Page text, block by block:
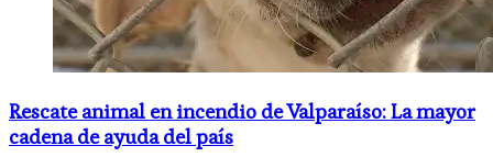
Rescate animal en incendio de Valparaíso: La mayor
cadena de ayuda del país